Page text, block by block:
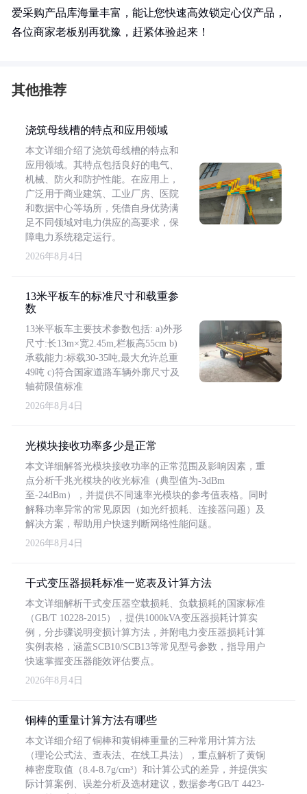
爱采购产品库海量丰富，能让您快速高效锁定心仪产品，
各位商家老板别再犹豫，赶紧体验起来！
其他推荐
浇筑母线槽的特点和应用领域
本文详细介绍了浇筑母线槽的特点和
应用领域。其特点包括良好的电气、
机械、防火和防护性能。在应用上，
广泛用于商业建筑、工业厂房、医院
和数据中心等场所，凭借自身优势满
足不同领域对电力供应的高要求，保
障电力系统稳定运行。
2026年8月4日
13米平板车的标准尺寸和载重参
数
13米平板车主要技术参数包括: a)外形
尺寸:长13m×宽2.45m,栏板高55cm b)
承载能力:标载30-35吨,最大允许总重
49吨 c)符合国家道路车辆外廓尺寸及
轴荷限值标准
2026年8月4日
光模块接收功率多少是正常
本文详细解答光模块接收功率的正常范围及影响因素，重
点分析千兆光模块的收光标准（典型值为-3dBm
至-24dBm），并提供不同速率光模块的参考值表格。同时
解释功率异常的常见原因（如光纤损耗、连接器问题）及
解决方案，帮助用户快速判断网络性能问题。
2026年8月4日
干式变压器损耗标准一览表及计算方法
本文详细解析干式变压器空载损耗、负载损耗的国家标准
（GB/T 10228-2015），提供1000kVA变压器损耗计算实
例，分步骤说明变损计算方法，并附电力变压器损耗计算
实例表格，涵盖SCB10/SCB13等常见型号参数，指导用户
快速掌握变压器能效评估要点。
2026年8月4日
铜棒的重量计算方法有哪些
本文详细介绍了铜棒和黄铜棒重量的三种常用计算方法
（理论公式法、查表法、在线工具法），重点解析了黄铜
棒密度取值（8.4-8.7g/cm³）和计算公式的差异，并提供实
际计算案例、误差分析及选材建议，数据参考GB/T 4423-